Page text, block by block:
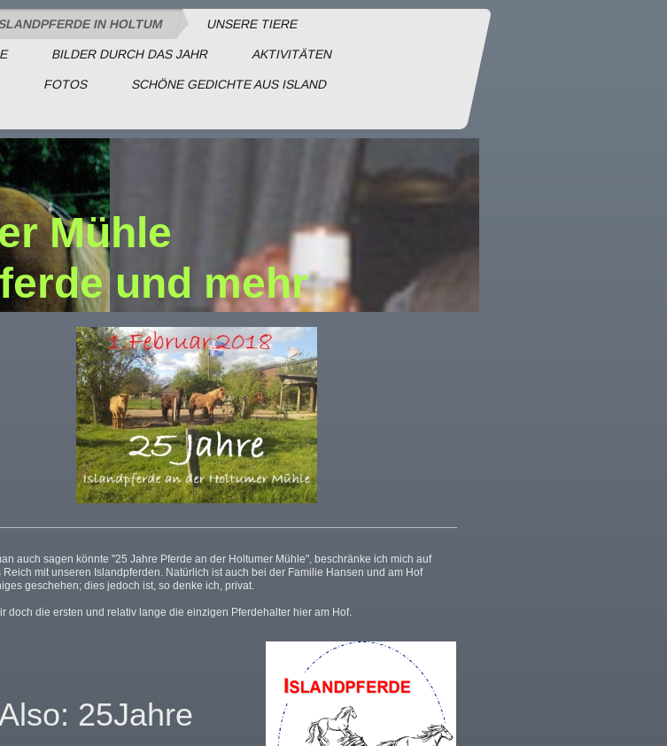
IN HOLTUM UNSERE TIERE
BILDER DURCH DAS JAHR AKTIVITÄTEN
FOTOS SCHÖNE GEDICHTE AUS ISLAND
Mühle
und mehr
auch sagen könnte "25 Jahre Pferde an der Holtumer Mühle", beschränke ich mich auf
mit unseren Islandpferden.
Natürlich ist auch bei der Familie Hansen und am Hof
geschehen; dies jedoch ist, so denke ich, privat.
doch die ersten und relativ lange die einzigen Pferdehalter hier am Hof.
25Jahre